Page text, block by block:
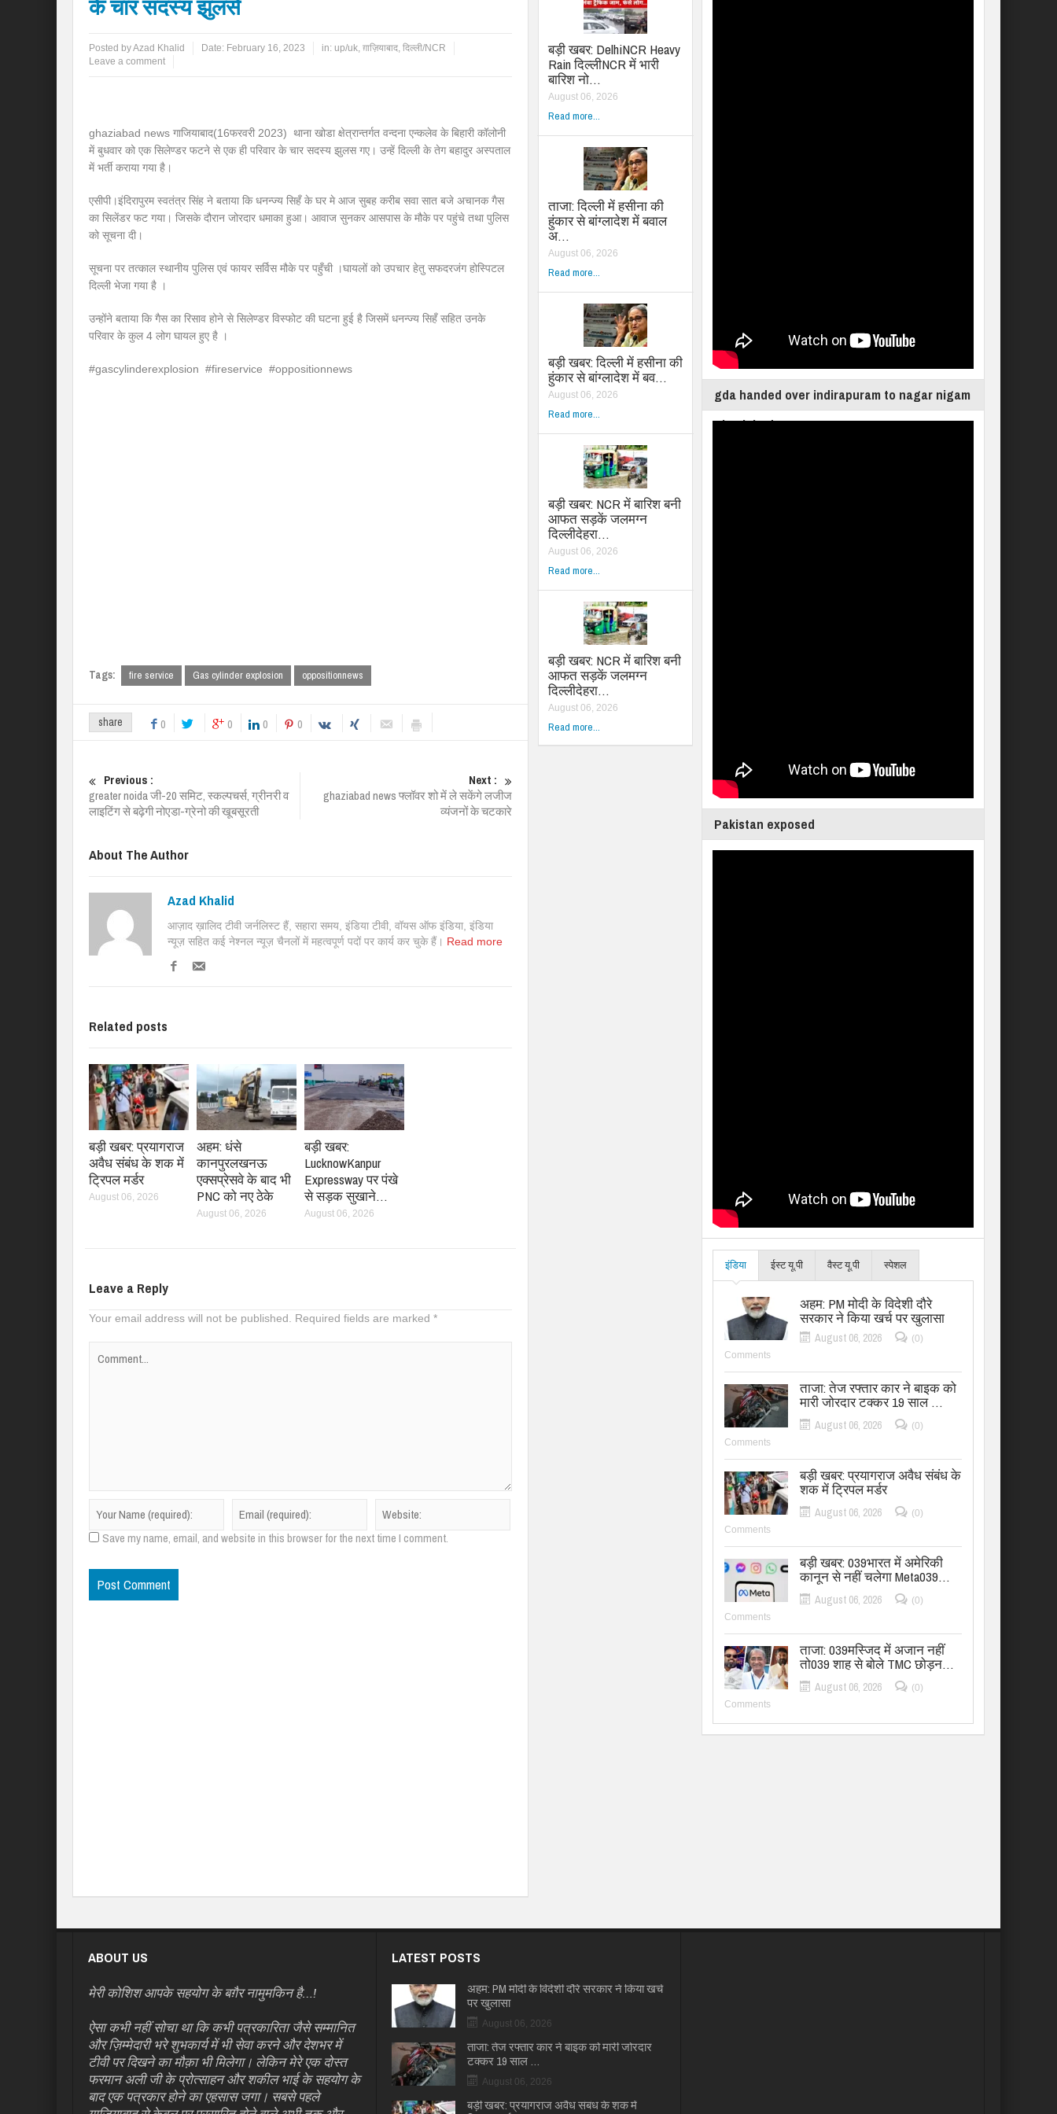
के चार सदस्य झुलसे
Posted byAzad Khalid Date: February 16, 2023 in: up/uk, ग़ाज़ियाबाद, दिल्ली/NCR
Leave a comment
ghaziabad news गाजियाबाद(16फरवरी 2023) थाना खोडा क्षेत्रान्तर्गत वन्दना एन्कलेव के बिहारी कॉलोनी
में बुधवार को एक सिलेण्डर फटने से एक ही परिवार के चार सदस्य झुलस गए। उन्हें दिल्ली के तेग बहादुर अस्पताल
में भर्ती कराया गया है।
एसीपी।इंदिरापुरम स्वतंत्र सिंह ने बताया कि धनन्ज्य सिहँ के घर मे आज सुबह करीब सवा सात बजे अचानक गैस
का सिलेंडर फट गया। जिसके दौरान जोरदार धमाका हुआ। आवाज सुनकर आसपास के मौके पर पहुंचे तथा पुलिस
को सूचना दी।
सूचना पर तत्काल स्थानीय पुलिस एवं फायर सर्विस मौके पर पहुँची ।घायलों को उपचार हेतु सफदरजंग होस्पिटल
दिल्ली भेजा गया है ।
उन्होंने बताया कि गैस का रिसाव होने से सिलेण्डर विस्फोट की घटना हुई है जिसमें धनन्ज्य सिहँ सहित उनके
परिवार के कुल 4 लोग घायल हुए है ।
#gascylinderexplosion #fireservice #oppositionnews
Tags: fire service Gas cylinder explosion oppositionnews
share 0 0 0 0
Previous :
greater noida जी-20 समिट, स्कल्पचर्स, ग्रीनरी व
लाइटिंग से बढ़ेगी नोएडा-ग्रेनो की खूबसूरती
Next :
ghaziabad news फ्लॉवर शो में ले सकेंगे लजीज
व्यंजनों के चटकारे
About The Author
Azad Khalid
आज़ाद ख़ालिद टीवी जर्नलिस्ट हैं, सहारा समय, इंडिया टीवी, वॉयस ऑफ इंडिया, इंडिया
न्यूज़ सहित कई नेश्नल न्यूज़ चैनलों में महत्वपूर्ण पदों पर कार्य कर चुके हैं। Read more
Related posts
बड़ी खबर: प्रयागराज
अवैध संबंध के शक में
ट्रिपल मर्डर
August 06, 2026
अहम: धंसे
कानपुरलखनऊ
एक्सप्रेसवे के बाद भी
PNC को नए ठेके
August 06, 2026
बड़ी खबर:
LucknowKanpur
Expressway पर पंखे
से सड़क सुखाने…
August 06, 2026
Leave a Reply
Your email address will not be published. Required fields are marked *
Save my name, email, and website in this browser for the next time I comment.
बड़ी खबर: DelhiNCR Heavy
Rain दिल्लीNCR में भारी
बारिश नो…
August 06, 2026
Read more...
ताजा: दिल्ली में हसीना की
हुंकार से बांग्लादेश में बवाल
अ…
August 06, 2026
Read more...
बड़ी खबर: दिल्ली में हसीना की
हुंकार से बांग्लादेश में बव…
August 06, 2026
Read more...
बड़ी खबर: NCR में बारिश बनी
आफत सड़कें जलमग्न
दिल्लीदेहरा…
August 06, 2026
Read more...
बड़ी खबर: NCR में बारिश बनी
आफत सड़कें जलमग्न
दिल्लीदेहरा…
August 06, 2026
Read more...
gda handed over indirapuram to nagar nigam
ghaziabad
Pakistan exposed
इंडिया ईस्ट यू.पी वैस्ट यू.पी स्पेशल
अहम: PM मोदी के विदेशी दौरे
सरकार ने किया खर्च पर खुलासा
August 06, 2026
(0)
Comments
ताजा: तेज रफ्तार कार ने बाइक को
मारी जोरदार टक्कर 19 साल …
August 06, 2026
(0)
Comments
बड़ी खबर: प्रयागराज अवैध संबंध के
शक में ट्रिपल मर्डर
August 06, 2026
(0)
Comments
बड़ी खबर: 039भारत में अमेरिकी
कानून से नहीं चलेगा Meta039…
August 06, 2026
(0)
Comments
ताजा: 039मस्जिद में अजान नहीं
तो039 शाह से बोले TMC छोड़न…
August 06, 2026
(0)
Comments
ABOUT US
मेरी कोशिश आपके सहयोग के बग़ैर नामुमकिन है…!
ऐसा कभी नहीं सोचा था कि कभी पत्रकारिता जैसे सम्मानित
और ज़िम्मेदारी भरे शुभकार्य में भी सेवा करने और देशभर में
टीवी पर दिखने का मौक़ा भी मिलेगा। लेकिन मेरे एक दोस्त
फरमान अली जी के प्रोत्साहन और शकील भाई के सहयोग के
बाद एक पत्रकार होने का एहसास जगा। सबसे पहले
LATEST POSTS
अहम: PM मोदी के विदेशी दौरे सरकार ने किया खर्च
पर खुलासा
August 06, 2026
ताजा: तेज रफ्तार कार ने बाइक को मारी जोरदार
टक्कर 19 साल …
August 06, 2026
बड़ी खबर: प्रयागराज अवैध संबंध के शक में